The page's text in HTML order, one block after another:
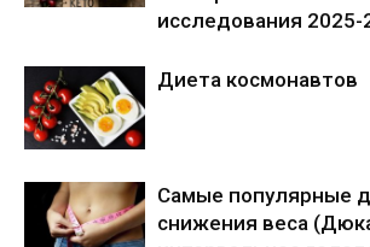
исследования 2025-
Диета космонавтов
Самые популярные
снижения веса